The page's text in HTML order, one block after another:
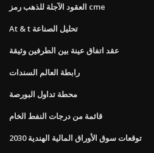
العقود الآجلة للذهب رمز cme
At & t تحليل الصناعة
عقد اتفاق عينة بين الطرفين وثيقة
رابطة العالم السندات
محطة تداول البورصة
قائمة من درجات النفط الخام
توقعات سوق الأوراق المالية الهندية 2030